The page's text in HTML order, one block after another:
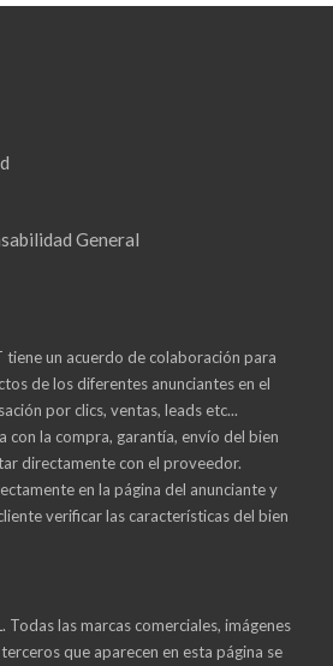
General
tiene un acuerdo de colaboración para
de los diferentes anunciantes en el
por clics, ventas, leads etc...
con la compra, garantía, envío del bien
directamente con el proveedor.
en la página del anunciante y
verificar las características del bien
Todas las marcas comerciales, imágenes
que aparecen en esta página se